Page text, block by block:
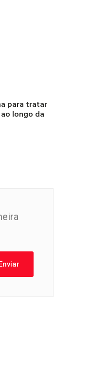
para tratar
longo da